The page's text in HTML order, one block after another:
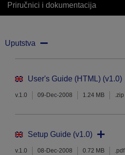
Priručnici i dokumentacija
Uputstva
User's Guide (HTML) (v1.0)
v.1.0 09-Dec-2008 1.24 MB .zip
Setup Guide (v1.0)
v.1.0 08-Dec-2008 0.72 MB .pdf